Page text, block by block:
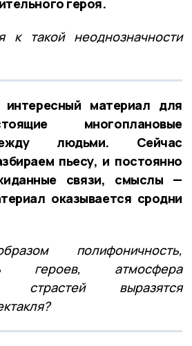
к такой неоднозначности
материал для
многоплановые
людьми. Сейчас
пьесу, и постоянно
связи, смыслы —
оказывается сродни
полифоничность,
героев, атмосфера
страстей выразятся